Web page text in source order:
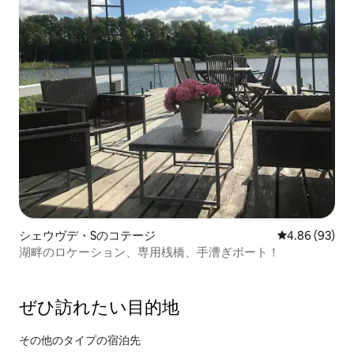
シェウヴデ・Sのコテージ レビュー93
4.86 (93)
湖畔のロケーション、専用桟橋、手漕ぎボート！
ぜひ訪⁠れ⁠た⁠い目⁠的⁠地
その他のタ⁠イ⁠プ⁠の宿⁠泊⁠先